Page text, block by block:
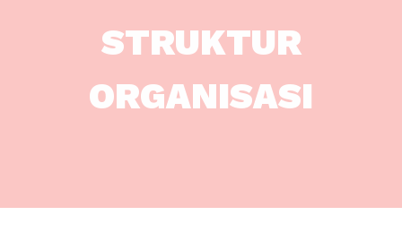
STRUKTUR
ORGANISASI